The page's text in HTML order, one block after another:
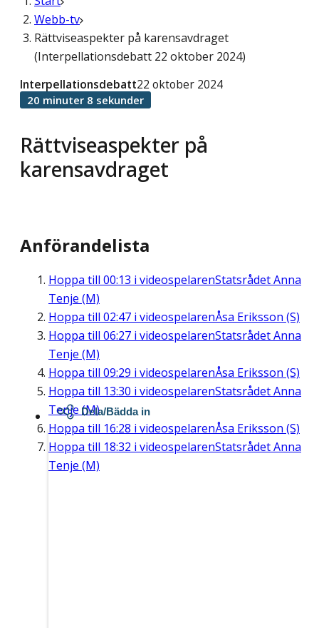
Webb-tv
Rättviseaspekter på karensavdraget
(Interpellationsdebatt 22 oktober 2024)
Rättviseaspekter på
karensavdraget
Interpellationsdebatt22 oktober 2024
20 minuter 8 sekunder
Anförandelista
Hoppa till 00:13 i videospelarenStatsrådet Anna
Tenje (M)
Hoppa till 02:47 i videospelarenÅsa Eriksson (S)
Hoppa till 06:27 i videospelarenStatsrådet Anna
Tenje (M)
Hoppa till 09:29 i videospelarenÅsa Eriksson (S)
Hoppa till 13:30 i videospelarenStatsrådet Anna
Tenje (M)
Hoppa till 16:28 i videospelarenÅsa Eriksson (S)
Hoppa till 18:32 i videospelarenStatsrådet Anna
Tenje (M)
Dela/Bädda in